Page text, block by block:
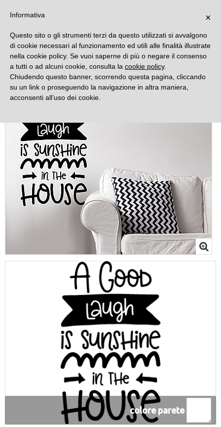
Novità
colore parete
×
Informativa
Questo sito o gli strumenti terzi da questo utilizzati si avvalgono
di cookie necessari al funzionamento ed utili alle finalità illustrate
nella cookie policy. Se vuoi saperne di più o negare il consenso
a tutti o ad alcuni cookie, consulta la cookie policy.
Chiudendo questo banner, scorrendo questa pagina, cliccando
su un link o proseguendo la navigazione in altra maniera,
acconsenti all’uso dei cookie.